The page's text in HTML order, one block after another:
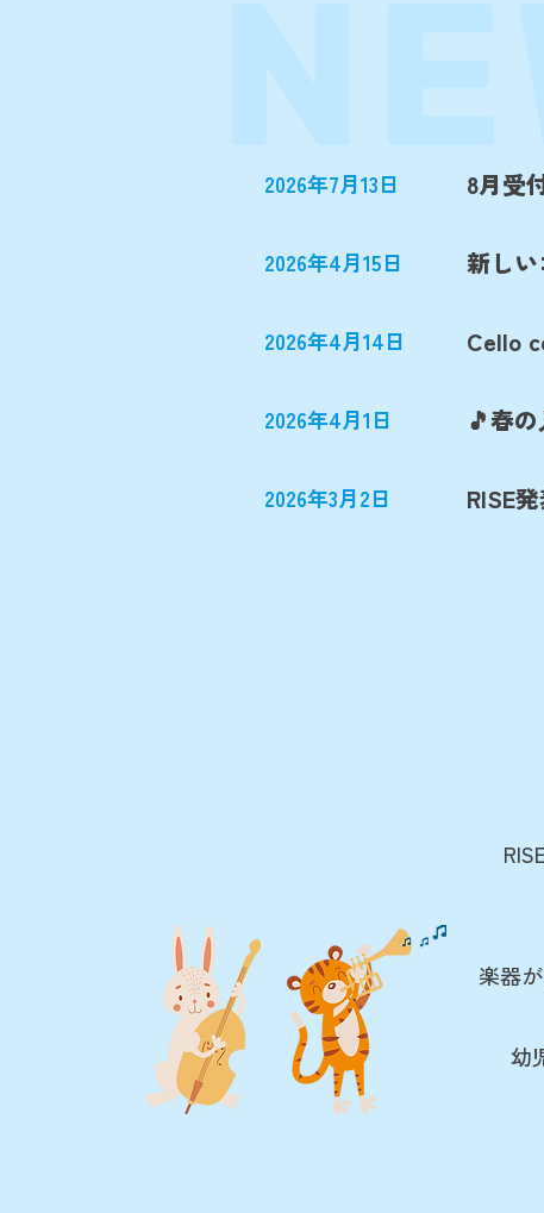
2026年7月13日 8月受
2026年4月15日 新しい
2026年4月14日 Cello
2026年4月1日 🎵春
2026年3月2日 RISE
楽器
幼